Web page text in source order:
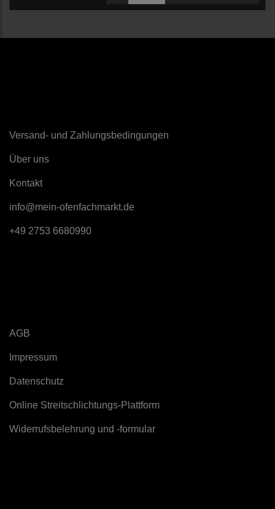
Versand- und Zahlungsbedingungen
Über uns
Kontakt
info@mein-ofenfachmarkt.de
+49 2753 6680990
AGB
Impressum
Datenschutz
Online Streitschlichtungs-Plattform
Widerrufsbelehrung und -formular